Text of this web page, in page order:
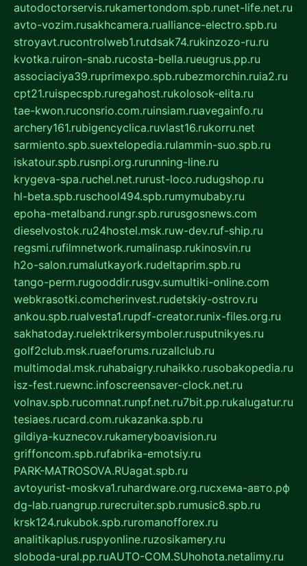
autodoctorservis.rukamertondom.spb.runet-life.net.ru
avto-vozim.rusakhcamera.rualliance-electro.spb.ru
stroyavt.rucontrolweb1.rutdsak74.rukinzozo-ru.ru
kvotka.ruiron-snab.rucosta-bella.rueugrus.pp.ru
associaciya39.ruprimexpo.spb.rubezmorchin.ruia2.ru
cpt21.ruispecspb.ruregahost.rukolosok-elita.ru
tae-kwon.ruconsrio.com.ruinsiam.ruavegainfo.ru
archery161.rubigencyclica.ruvlast16.rukorru.net
sarmiento.spb.suextelopedia.rulammin-suo.spb.ru
iskatour.spb.rusnpi.org.rurunning-line.ru
krygeva-spa.ruchel.net.rurust-loco.rudugshop.ru
hl-beta.spb.ruschool494.spb.rumymubaby.ru
epoha-metalband.rungr.spb.rurusgosnews.com
dieselvostok.ru24hostel.msk.ruw-dev.ruf-ship.ru
regsmi.rufilmnetwork.rumalinasp.rukinosvin.ru
h2o-salon.rumalutkayork.rudeltaprim.spb.ru
tango-perm.rugooddir.rusgv.sumultiki-online.com
webkrasotki.comcherinvest.rudetskiy-ostrov.ru
ankou.spb.rualvesta1.rupdf-creator.runix-files.org.ru
sakhatoday.ruelektrikersymboler.rusputnikyes.ru
golf2club.msk.ruaeforums.ruzallclub.ru
multimodal.msk.ruhabaigry.ruhaikko.rusobakopedia.ru
isz-fest.ruewnc.infoscreensaver-clock.net.ru
volnav.spb.rucomnat.runpf.net.ru7bit.pp.rukalugatur.ru
tesiaes.rucard.com.rukazanka.spb.ru
gildiya-kuznecov.rukameryboavision.ru
griffoncom.spb.rufabrika-emotsiy.ru
PARK-MATROSOVA.RUagat.spb.ru
avtoyurist-moskva1.ruhardware.org.ruсхема-авто.рф
dg-lab.ruangrup.rurecruiter.spb.rumusic8.spb.ru
krsk124.rukubok.spb.ruromanofforex.ru
analitikaplus.ruspyonline.ruzosikamery.ru
sloboda-ural.pp.ruAUTO-COM.SUhohota.netalimy.ru